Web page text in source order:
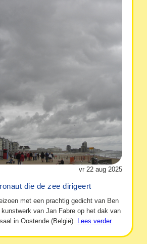
vr 22 aug 2025
die de zee dirigeert
met een prachtig gedicht van Ben
van Jan Fabre op het dak van
in Oostende (België). Lees verder